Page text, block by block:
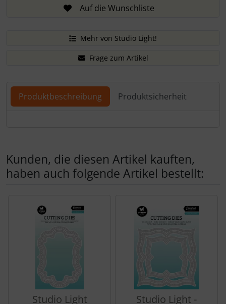
Auf die Wunschliste
Mehr von Studio Light!
Frage zum Artikel
Produktbeschreibung Produktsicherheit
Kunden, die diesen Artikel kauften,
haben auch folgende Artikel bestellt:
Studio Light
Studio Light -